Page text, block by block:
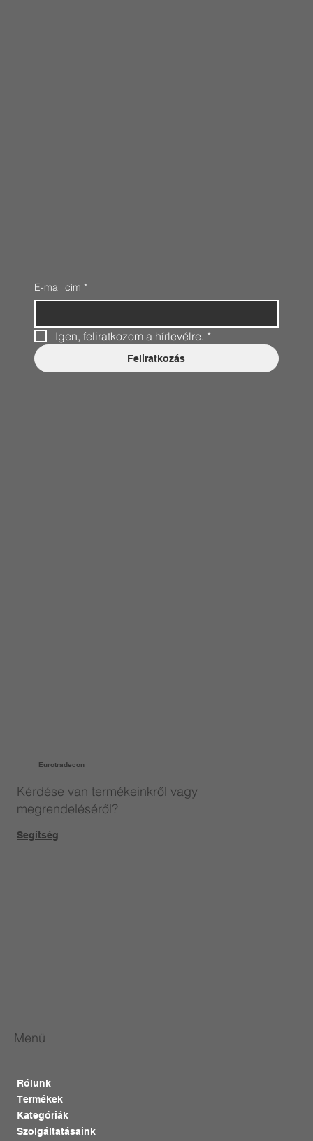
Eurotradecon
Kérdése van termékeinkről vagy
megrendeléséről?
Segítség
E-mail cím *
Igen, feliratkozom a hírlevélre. *
Feliratkozás
Menü
Rólunk
Termékek
Kategóriák
Szolgáltatásaink